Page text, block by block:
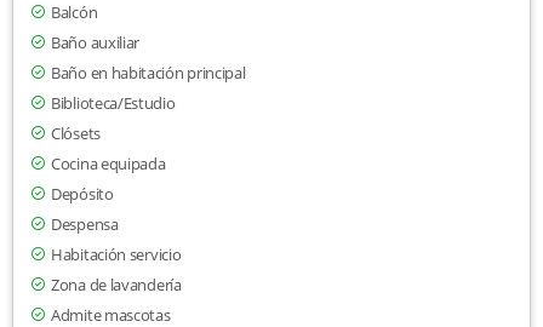
Balcón
Baño auxiliar
Baño en habitación principal
Biblioteca/Estudio
Clósets
Cocina equipada
Depósito
Despensa
Habitación servicio
Zona de lavandería
Admite mascotas